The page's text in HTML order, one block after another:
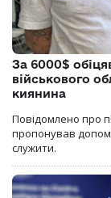
За 6000$
військового
киянина
Повідомлено про
пропонував
служити.